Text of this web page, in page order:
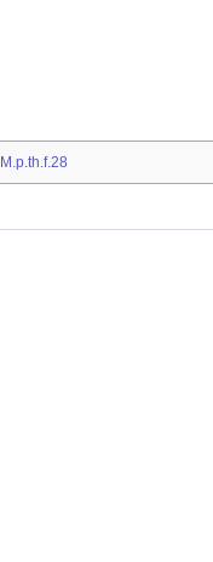
M.p.th.f.28